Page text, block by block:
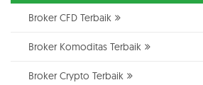
Broker CFD Terbaik
Broker Komoditas Terbaik
Broker Crypto Terbaik